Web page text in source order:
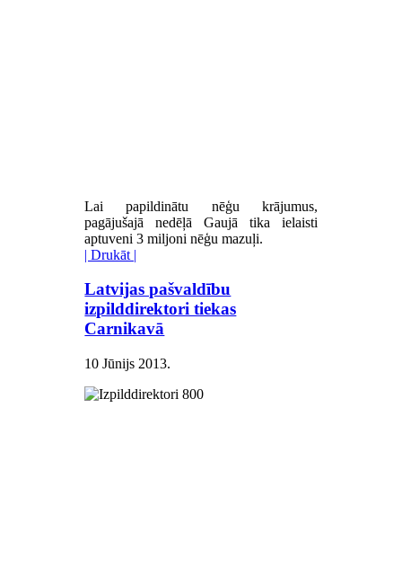
Lai papildinātu nēģu krājumus,
pagājušajā nedēļā Gaujā tika ielaisti
aptuveni 3 miljoni nēģu mazuļi.
| Drukāt |
Latvijas pašvaldību
izpilddirektori tiekas
Carnikavā
10 Jūnijs 2013.